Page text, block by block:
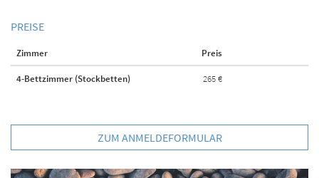
PREISE
Zimmer Preis
4-Bettzimmer (Stockbetten) 265 €
ZUM ANMELDEFORMULAR